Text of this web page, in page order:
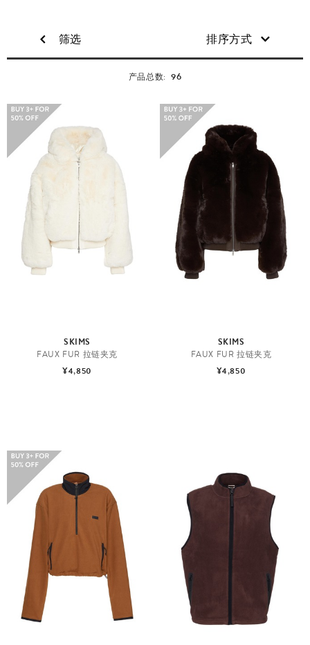
筛选 排序方式
产品总数: 96
SKIMS
FAUX FUR 拉链夹克
¥4,850
SKIMS
FAUX FUR 拉链夹克
¥4,850